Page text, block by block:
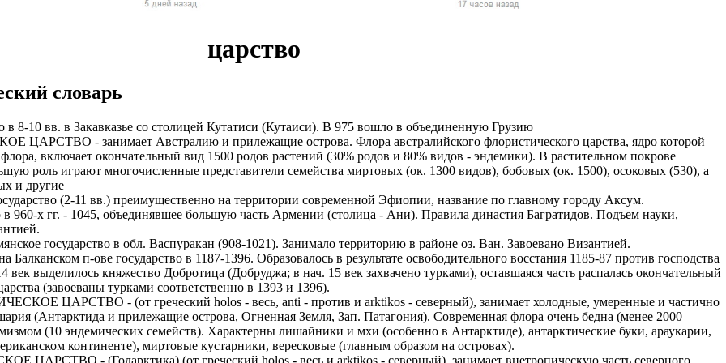
выполнения наших услуг. Ведётся постоянный набор мужчин, женщин и
оплачиваем стоимость оформления и перелёт.
какие то деньги из вашей зарплаты!
виза на 6 месяцев (можно продлевать на месте, не выезжая из страны),
1 год (можно продлевать, не выезжая из страны);
возможность оформления Вида на Жительство.
является обязательным. Наличие заграничного паспорта;
женщины, а также семейные пары;
заводы.
1500-2500 евро в месяц (130 000-230 000 рублей). Заработок указан
от подобранной вакансии и сложности работы. + переработки
работодателем. Страховка. Премии. Официальное трудоустройство.
5-6 дневная рабочая неделя.
Вас 24 часа в сутки и в выходные дни
автопарков
стабильный доход не зависимо от суммы заказов
Правый/левый руль, АКПП/МКПП, бензин/ГАЗ
возможностью выкупа от 600р.
в штат.
работаем без выходных
на вакансию ограничено
2, 5/2)
и полная оплата мобильной связи.
партнеров компании.
на продукты Тинькофф банка.
ПРЕДСТАВИТЕЛЕМ
это объявление.
в личный кабинет кандидата.
анкету.
менеджера.
царство
словарь
10 вв. в Закавказье со столицей Кутатиси (Кутаиси). В 975 вошло в объединенную Грузию
- занимает Австралию и прилежащие острова. Флора австралийского флористического царства, ядро которой
флора, включает окончательный вид 1500 родов растений (30% родов и 80% видов - эндемики). В растительном покрове
роль играют многочисленные представители семейства миртовых (ок. 1300 видов), бобовых (ок. 1500), осоковых (530), а
и другие
(2-11 вв.) преимущественно на территории современной Эфиопии, название по главному городу Аксум.
х гг. - 1045, объединявшее большую часть Армении (столица - Ани). Правила династия Багратидов. Подъем науки,
государство в обл. Васпуракан (908-1021). Занимало территорию в районе оз. Ван. Завоевано Византией.
п-ове государство в 1187-1396. Образовалось в результате освободительного восстания 1185-87 против господства
выделилось княжество Добротица (Добруджа; в нач. 15 век захвачено турками), оставшаяся часть распалась окончательный
(завоеваны турками соответственно в 1393 и 1396).
ЦАРСТВО - (от греческий holos - весь, anti - против и arktikos - северный), занимает холодные, умеренные и частично
(Антарктида и прилежащие острова, Огненная Земля, Зап. Патагония). Современная флора очень бедна (менее 2000
(10 эндемических семейств). Характерны лишайники и мхи (особенно в Антарктиде), антарктические буки, араукарии,
континенте), миртовые кустарники, вересковые (главным образом на островах).
- (Голарктика) (от греческий holos - весь и arktikos - северный), занимает внетропическую часть северного